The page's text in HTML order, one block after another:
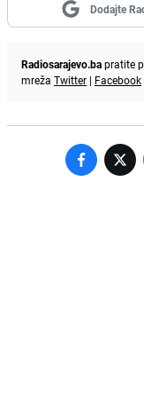
Dodajte
Radiosarajevo.bapratite
mreža Twitter | Facebook